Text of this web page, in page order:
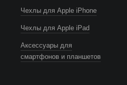
Чехлы для Apple iPhone
Чехлы для Apple iPad
Аксессуары для
смартфонов и планшетов